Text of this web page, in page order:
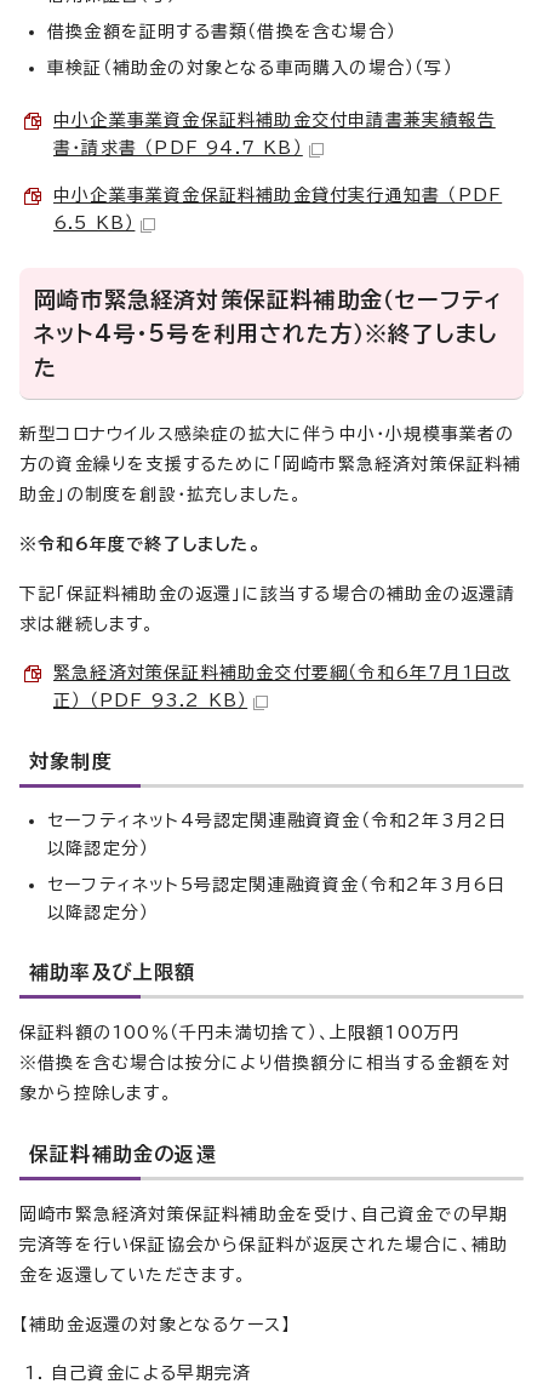
借換金額を証明する書類（借換を含む場合）
車検証（補助金の対象となる車両購入の場合）（写）
中小企業事業資金保証料補助金交付申請書兼実績報告
書・請求書 （PDF 94.7 KB）
中小企業事業資金保証料補助金貸付実行通知書 （PDF
6.5 KB）
岡崎市緊急経済対策保証料補助金（セーフティ
ネット4号・5号を利用された方）※終了しまし
た
新型コロナウイルス感染症の拡大に伴う中小・小規模事業者の
方の資金繰りを支援するために「岡崎市緊急経済対策保証料補
助金」の制度を創設・拡充しました。
※令和6年度で終了しました。
下記「保証料補助金の返還」に該当する場合の補助金の返還請
求は継続します。
緊急経済対策保証料補助金交付要綱（令和6年7月1日改
正） （PDF 93.2 KB）
対象制度
セーフティネット4号認定関連融資資金（令和2年3月2日
以降認定分）
セーフティネット5号認定関連融資資金（令和2年3月6日
以降認定分）
補助率及び上限額
保証料額の100％（千円未満切捨て）、上限額100万円
※借換を含む場合は按分により借換額分に相当する金額を対
象から控除します。
保証料補助金の返還
岡崎市緊急経済対策保証料補助金を受け、自己資金での早期
完済等を行い保証協会から保証料が返戻された場合に、補助
金を返還していただきます。
【補助金返還の対象となるケース】
自己資金による早期完済